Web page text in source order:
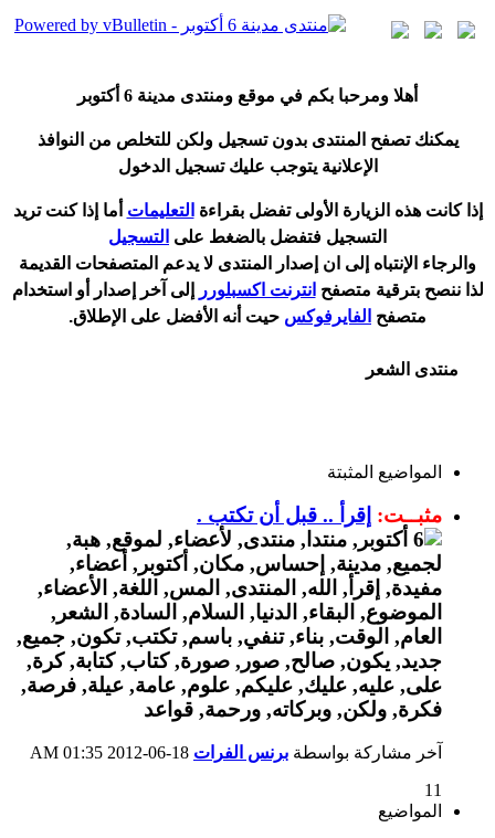
هلا ومرحبا بكم في موقع ومنتدى مدينة 6 أكتوبر
يمكنك تصفح المنتدى بدون تسجيل ولكن للتخلص من النوافذ
الإعلانية يتوجب عليك تسجيل الدخول
إذا كانت هذه الزيارة الأولى تفضل بقراءة التعليمات ما إذا كنت تريد
التسجيل فتفضل بالضغط على التسجيل
والرجاء الإنتباه إلى ان إصدار المنتدى لا يدعم المتصفحات القديمة
لذا ننصح بترقية متصفح انترنت اكسبلورر إلى آخر إصدار أو استخدام
متصفح الفايرفوكس حيت نه الأفضل على الإطلاق.
منتدى الشعر
المواضيع المثبتة
مثبــت: إقرأ .. قبل أن تكتب .
آخر مشاركة بواسطة برنس الفرات
01:35 AM
11
المواضيع